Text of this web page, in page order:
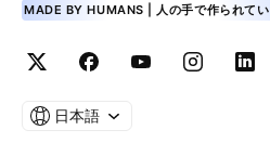
MADE BY HUMANS | 人の手で作られて
日本語